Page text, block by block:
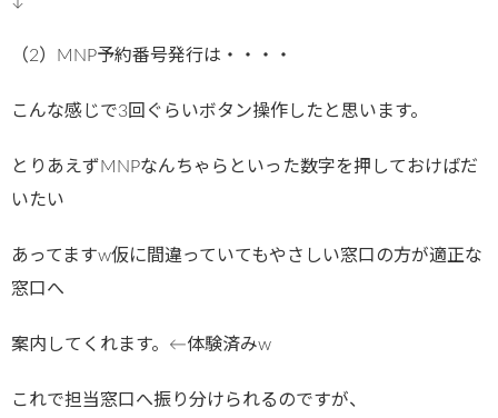
（2）MNP予約番号発行は・・・・
こんな感じで3回ぐらいボタン操作したと思います。
とりあえずMNPなんちゃらといった数字を押しておけばだ
いたい
あってますw仮に間違っていてもやさしい窓口の方が適正な
窓口へ
案内してくれます。←体験済みw
これで担当窓口へ振り分けられるのですが、